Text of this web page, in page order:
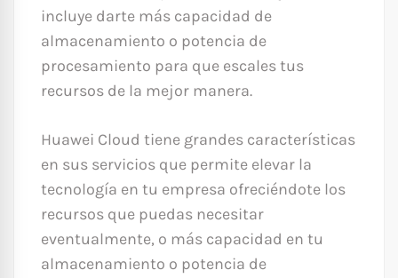
incluye darte más capacidad de
almacenamiento o potencia de
procesamiento para que escales tus
recursos de la mejor manera.
Huawei Cloud tiene grandes características
en sus servicios que permite elevar la
tecnología en tu empresa ofreciéndote los
recursos que puedas necesitar
eventualmente, o más capacidad en tu
almacenamiento o potencia de